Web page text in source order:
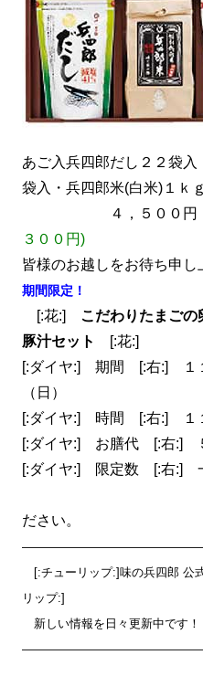
あご入兵四郎だし２２袋入
袋入・兵四郎米(白米)１ｋｇ
４，５００
３００円)
皆様のお越しをお待ち申し
期間限定！
[:花:] こだわりたまごの
豚汁セット
[:花:]
[:ダイヤ:] 期間 [:右:] １
（日）
[:ダイヤ:] 時間 [:右:] １
[:ダイヤ:] お膳代 [:右:] ５
[:ダイヤ:] 限定数 [:右:]
※売切れの
ださい。
[:チューリップ:]味の兵四郎 公
リップ:]
新しい情報を日々更新中です！